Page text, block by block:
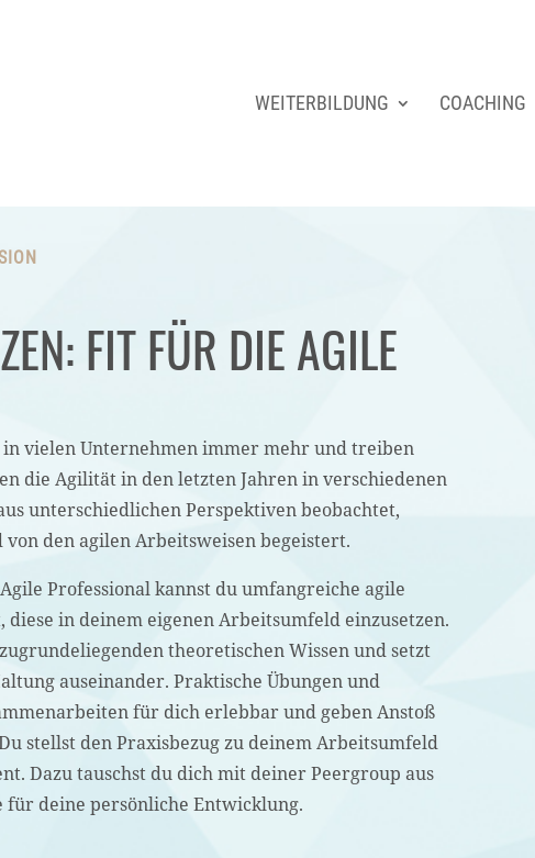
WEITERBILDUNG COACHING
FIT FÜR DIE AGILE
vielen Unternehmen immer mehr und treiben
die Agilität in den letzten Jahren in verschiedenen
unterschiedlichen Perspektiven beobachtet,
den agilen Arbeitsweisen begeistert.
Professional kannst du umfangreiche agile
in deinem eigenen Arbeitsumfeld einzusetzen.
theoretischen Wissen und setzt
auseinander. Praktische Übungen und
für dich erlebbar und geben Anstoß
stellst den Praxisbezug zu deinem Arbeitsumfeld
Dazu tauschst du dich mit deiner Peergroup aus
deine persönliche Entwicklung.